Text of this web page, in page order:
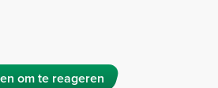
om te reageren